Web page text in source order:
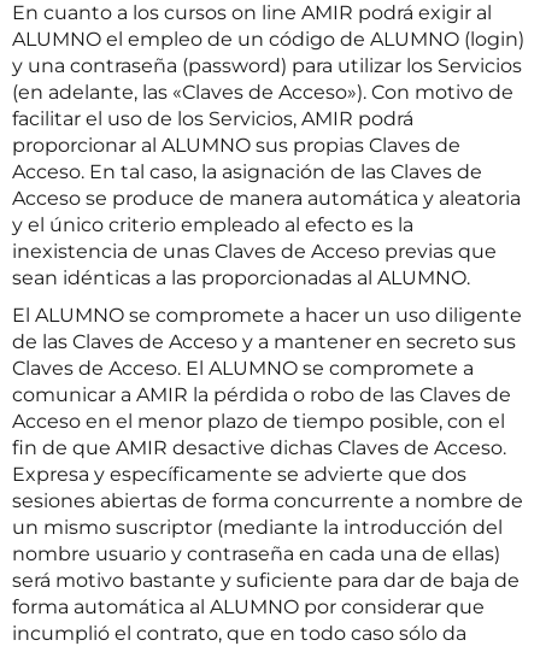
En cuanto a los cursos on line AMIR podrá exigir al
ALUMNO el empleo de un código de ALUMNO (login)
y una contraseña (password) para utilizar los Servicios
(en adelante, las «Claves de Acceso»). Con motivo de
facilitar el uso de los Servicios, AMIR podrá
proporcionar al ALUMNO sus propias Claves de
Acceso. En tal caso, la asignación de las Claves de
Acceso se produce de manera automática y aleatoria
y el único criterio empleado al efecto es la
inexistencia de unas Claves de Acceso previas que
sean idénticas a las proporcionadas al ALUMNO.
El ALUMNO se compromete a hacer un uso diligente
de las Claves de Acceso y a mantener en secreto sus
Claves de Acceso. El ALUMNO se compromete a
comunicar a AMIR la pérdida o robo de las Claves de
Acceso en el menor plazo de tiempo posible, con el
fin de que AMIR desactive dichas Claves de Acceso.
Expresa y específicamente se advierte que dos
sesiones abiertas de forma concurrente a nombre de
un mismo suscriptor (mediante la introducción del
nombre usuario y contraseña en cada una de ellas)
será motivo bastante y suficiente para dar de baja de
forma automática al ALUMNO por considerar que
incumplió el contrato, que en todo caso sólo da